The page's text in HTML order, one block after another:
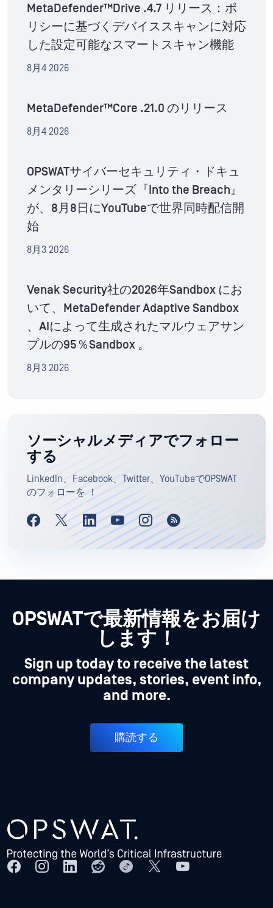
MetaDefender™Drive .4.7 リリース：ポ
リシーに基づくデバイススキャンに対応
した設定可能なスマートスキャン機能
8月4 2026
MetaDefender™Core .21.0 のリリース
8月4 2026
OPSWATサイバーセキュリティ・ドキュ
メンタリーシリーズ『Into the Breach』
が、8月8日にYouTubeで世界同時配信開
始
8月3 2026
Venak Security社の2026年Sandbox にお
いて、MetaDefender Adaptive Sandbox
、AIによって生成されたマルウェアサン
プルの95％Sandbox 。
8月3 2026
ソーシャルメディアでフォロー
する
LinkedIn、Facebook、Twitter、YouTubeでOPSWAT
のフォローを ！
OPSWATで最新情報をお届け
します！
Sign up today to receive the latest
company updates, stories, event info,
and more.
購読する